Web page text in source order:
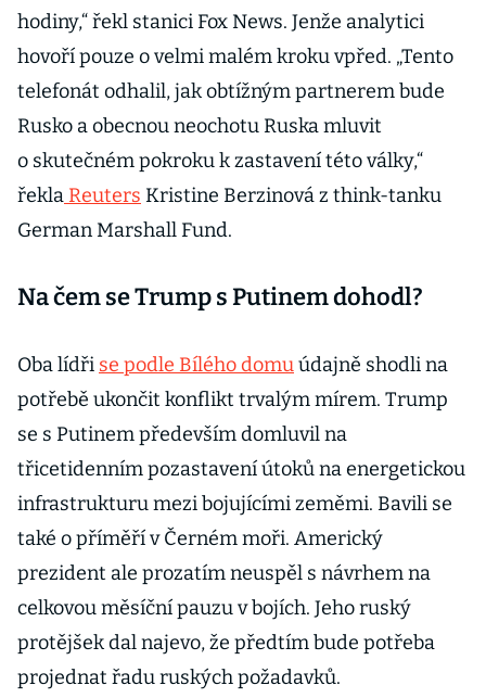
hodiny,“ řekl stanici Fox News. Jenže analytici
hovoří pouze o velmi malém kroku vpřed. „Tento
telefonát odhalil, jak obtížným partnerem bude
Rusko a obecnou neochotu Ruska mluvit
o skutečném pokroku k zastavení této války,“
řekla Reuters Kristine Berzinová z think-tanku
German Marshall Fund.
Na čem se Trump s Putinem dohodl?
Oba lídři se podle Bílého domuúdajně shodli na
potřebě ukončit konflikt trvalým mírem. Trump
se s Putinem především domluvil na
třicetidenním pozastavení útoků na energetickou
infrastrukturu mezi bojujícími zeměmi. Bavili se
také o příměří v Černém moři. Americký
prezident ale prozatím neuspěl s návrhem na
celkovou měsíční pauzu v bojích. Jeho ruský
protějšek dal najevo, že předtím bude potřeba
projednat řadu ruských požadavků.